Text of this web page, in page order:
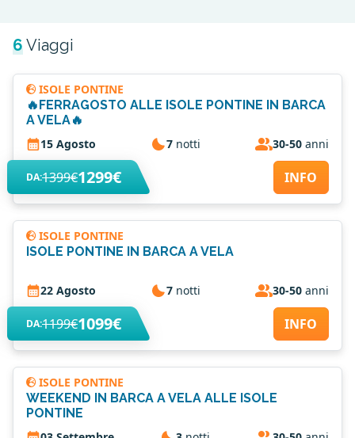
6Viaggi
ISOLE PONTINE
🔥FERRAGOSTO ALLE ISOLE PONTINE IN BARCA
A VELA🔥
15 Agosto
7 notti 30-50 anni
DA:1399€1299€ INFO
ISOLE PONTINE
ISOLE PONTINE IN BARCA A VELA
22 Agosto 7 notti 30-50 anni
DA:1199€1099€ INFO
ISOLE PONTINE
WEEKEND IN BARCA A VELA ALLE ISOLE
PONTINE